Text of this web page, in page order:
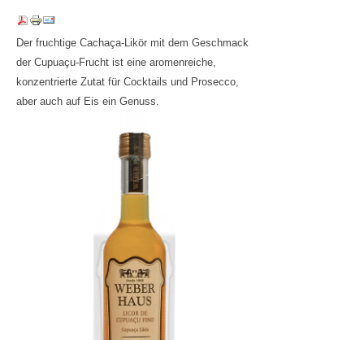
Der fruchtige Cachaça-Likör mit dem Geschmack
der Cupuaçu-Frucht ist eine aromenreiche,
konzentrierte Zutat für Cocktails und Prosecco,
aber auch auf Eis ein Genuss.